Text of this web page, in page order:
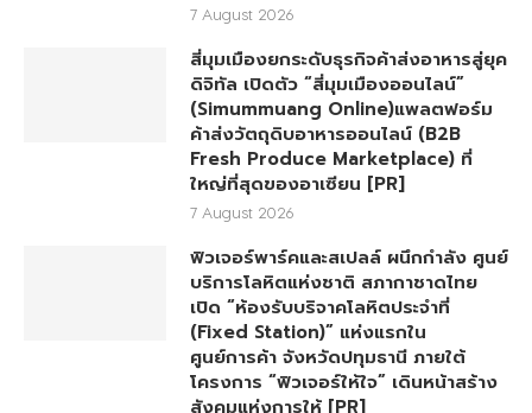
7 August 2026
สี่มุมเมืองยกระดับธุรกิจค้าส่งอาหารสู่ยุค
ดิจิทัล เปิดตัว “สี่มุมเมืองออนไลน์”
(Simummuang Online)แพลตฟอร์ม
ค้าส่งวัตถุดิบอาหารออนไลน์ (B2B
Fresh Produce Marketplace) ที่
ใหญ่ที่สุดของอาเซียน [PR]
7 August 2026
ฟิวเจอร์พาร์คและสเปลล์ ผนึกกำลัง ศูนย์
บริการโลหิตแห่งชาติ สภากาชาดไทย
เปิด “ห้องรับบริจาคโลหิตประจำที่
(Fixed Station)” แห่งแรกใน
ศูนย์การค้า จังหวัดปทุมธานี ภายใต้
โครงการ “ฟิวเจอร์ให้ใจ” เดินหน้าสร้าง
สังคมแห่งการให้ [PR]